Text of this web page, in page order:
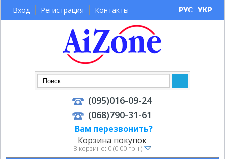
Корзина покупок
В корзине: 0 (0.00 грн.)
(095)016-09-24
(068)790-31-61
Вам перезвонить?
Вход Регистрация Контакты